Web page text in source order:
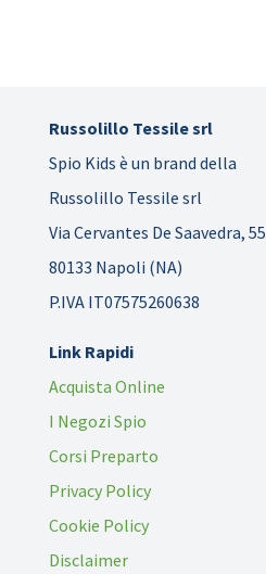
Russolillo Tessile srl
Spio Kids è un brand della
Russolillo Tessile srl
Via Cervantes De Saavedra, 55
80133 Napoli (NA)
P.IVA IT07575260638
Link Rapidi
Acquista Online
I Negozi Spio
Corsi Preparto
Privacy Policy
Cookie Policy
Disclaimer